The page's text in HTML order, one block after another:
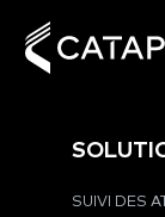
SUIVI DES